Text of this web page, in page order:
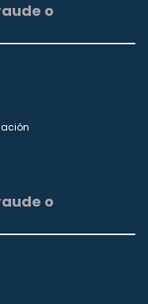
o
o